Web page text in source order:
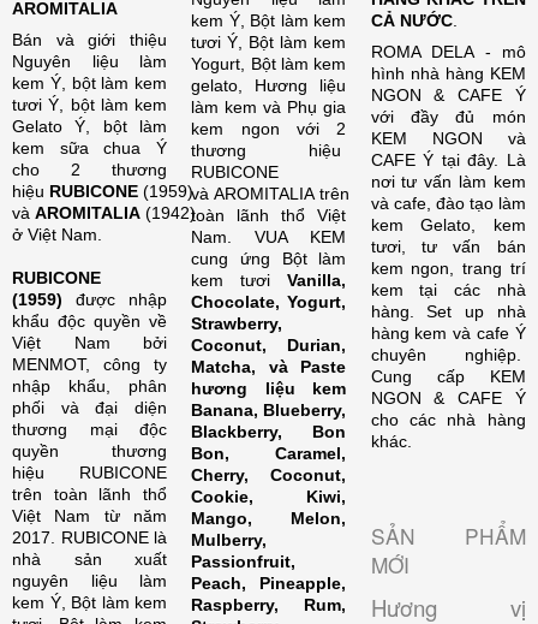
AROMITALIA
Bán và giới thiệu
Nguyên liệu làm
kem Ý, bột làm kem
tươi Ý, bột làm kem
Gelato Ý, bột làm
kem sữa chua Ý
cho 2 thương
hiệu RUBICONE (1959)
và AROMITALIA (1942)
ở Việt Nam.
RUBICONE
(1959) được nhập
khẩu độc quyền về
Việt Nam bởi
MENMOT, công ty
nhập khẩu, phân
phối và đại diện
thương mại độc
quyền thương
hiệu RUBICONE
trên toàn lãnh thổ
Việt Nam từ năm
2017. RUBICONE là
nhà sản xuất
nguyên liệu làm
kem Ý, Bột làm kem
kem Ý, Bột làm kem
tươi Ý, Bột làm kem
Yogurt, Bột làm kem
gelato, Hương liệu
làm kem và Phụ gia
kem ngon với 2
thương hiệu
RUBICONE
và AROMITALIA trên
toàn lãnh thổ Việt
Nam. VUA KEM
cung ứng Bột làm
kem tươiVanilla,
Chocolate, Yogurt,
Strawberry,
Coconut, Durian,
Matcha, và Paste
hương liệu kem
Banana, Blueberry,
Blackberry, Bon
Bon, Caramel,
Cherry, Coconut,
Cookie, Kiwi,
Mango, Melon,
Mulberry,
Passionfruit,
Peach, Pineapple,
Raspberry, Rum,
CẢ NƯỚC.
ROMA DELA - mô
hình nhà hàng KEM
NGON & CAFE Ý
với đầy đủ món
KEM NGON và
CAFE Ý tại đây. Là
nơi tư vấn làm kem
và cafe, đào tạo làm
kem Gelato, kem
tươi, tư vấn bán
kem ngon, trang trí
kem tại các nhà
hàng. Set up nhà
hàng kem và cafe Ý
chuyên nghiệp.
Cung cấp KEM
NGON & CAFE Ý
cho các nhà hàng
khác.
SẢN PHẨM
MỚI
Hương vị